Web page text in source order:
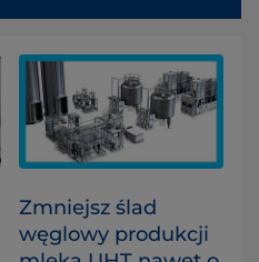
Zmniejsz ślad
węglowy produkcji